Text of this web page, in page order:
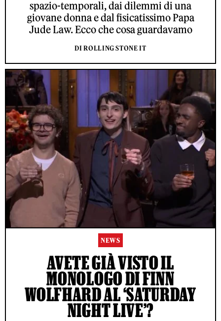
spazio-temporali, dai dilemmi di una
giovane donna e dal fisicatissimo Papa
Jude Law. Ecco che cosa guardavamo
DI ROLLING STONE IT
NEWS
AVETE GIÀ VISTO IL
MONOLOGO DI FINN
WOLFHARD AL ‘SATURDAY
NIGHT LIVE’?